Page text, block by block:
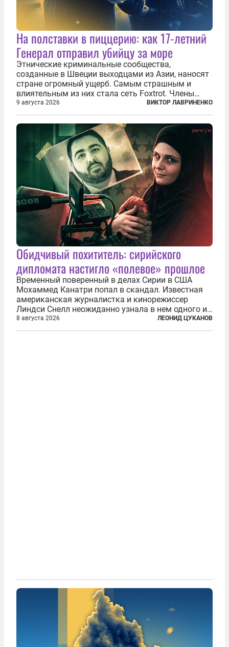
На полставки в пиццерию: как 17-летний
Генерал отправил убийцу за море
Этнические криминальные сообщества,
созданные в Швеции выходцами из Азии, наносят
стране огромный ущерб. Самым страшным и
влиятельным из них стала сеть Foxtrot. Члены
этой сети не только убивают и грабят шведов,
подсаживают их на наркотики, но и совершают
нечто еще даже более страшное — массово...
9 августа 2026 ВИКТОР ЛАВРИНЕНКО
Обидчивый похититель: сирийского
дипломата настигло «полевое» прошлое
Временный поверенный в делах Сирии в США
Мохаммед Канатри попал в скандал. Известная
американская журналистка и кинорежиссер
Линдси Снелл неожиданно узнала в нем одного из
бандитов, похитивших ее в сирийском Алеппо в
2016 году. Журналистка убеждена, что Канатри, в
8 августа 2026 ЛЕОНИД ЦУКАНОВ